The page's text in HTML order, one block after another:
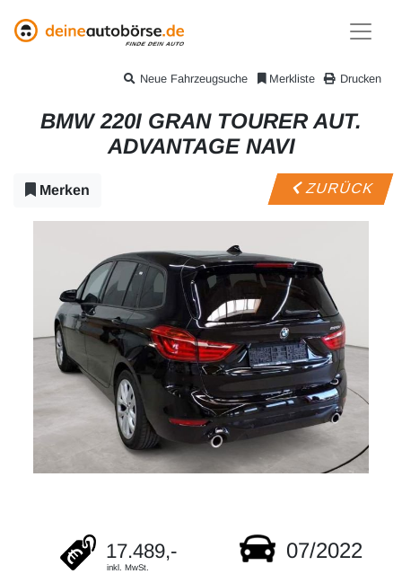
Drucken
Merkliste
Neue Fahrzeugsuche
BMW 220I GRAN TOURER AUT.
ADVANTAGE NAVI
Merken ZURÜCK
17.489,-
inkl. MwSt.
07/2022